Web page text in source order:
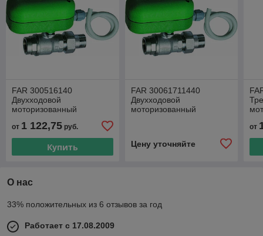
FAR 300516140
Двухходовой
моторизованный
деблокировкой, 220В, 1",
40,2 м3/ч
от 1 122,75 руб.
Купить
FAR 30061711440
Двухходовой
моторизованный
Цену уточняйте
1/
от
О нас
33% положительных из 6 отзывов за год
Работает с 17.08.2009